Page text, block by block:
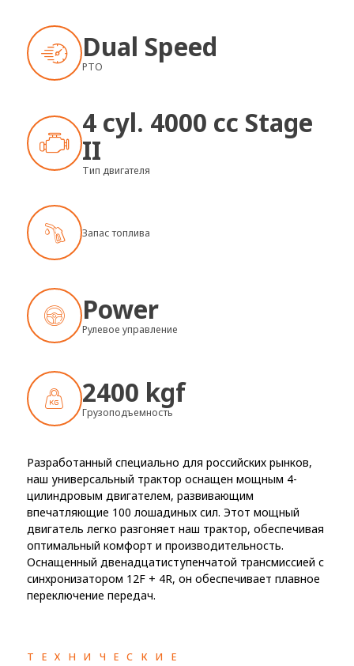
Dual Speed
PTO
4 cyl. 4000 cc Stage
II
Тип двигателя
Запас топлива
Power
Рулевое управление
2400 kgf
Грузоподъемность
Разработанный специально для российских рынков,
наш универсальный трактор оснащен мощным 4-
цилиндровым двигателем, развивающим
впечатляющие 100 лошадиных сил. Этот мощный
двигатель легко разгоняет наш трактор, обеспечивая
оптимальный комфорт и производительность.
Оснащенный двенадцатиступенчатой трансмиссией с
синхронизатором 12F + 4R, он обеспечивает плавное
переключение передач.
ТЕХНИЧЕСКИЕ